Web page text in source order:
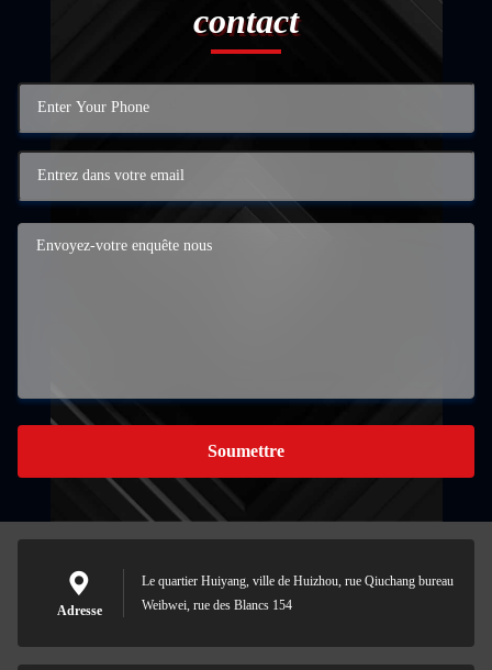
contact
Soumettre
Adresse
Le quartier Huiyang, ville de Huizhou, rue Qiuchang bureau
Weibwei, rue des Blancs 154